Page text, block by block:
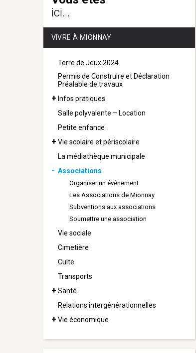
ici...
VIVRE À MIONNAY
Terre de Jeux 2024
Permis de Construire et Déclaration
Préalable de travaux
Infos pratiques
Salle polyvalente – Location
Petite enfance
Vie scolaire et périscolaire
La médiathèque municipale
Associations
Organiser un évènement
Les Associations de Mionnay
Subventions aux associations
Soumettre une association
Vie sociale
Cimetière
Culte
Transports
Santé
Relations intergénérationnelles
Vie économique